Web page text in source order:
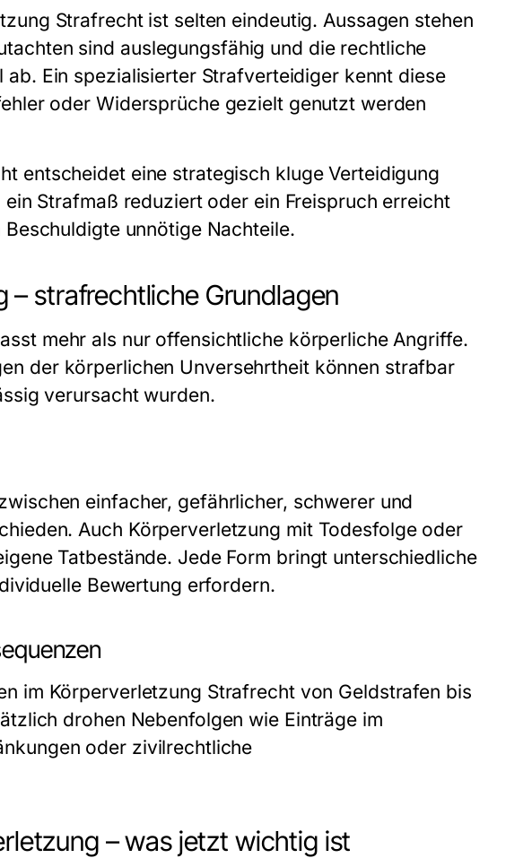
Strafrecht ist selten eindeutig. Aussagen stehen
sind auslegungsfähig und die rechtliche
Ein spezialisierter Strafverteidiger kennt diese
oder Widersprüche gezielt genutzt werden
entscheidet eine strategisch kluge Verteidigung
Strafmaß reduziert oder ein Freispruch erreicht
unnötige Nachteile.
– strafrechtliche Grundlagen
mehr als nur offensichtliche körperliche Angriffe.
der körperlichen Unversehrtheit können strafbar
verursacht wurden.
einfacher, gefährlicher, schwerer und
Auch Körperverletzung mit Todesfolge oder
Tatbestände. Jede Form bringt unterschiedliche
Bewertung erfordern.
im Körperverletzung Strafrecht von Geldstrafen bis
drohen Nebenfolgen wie Einträge im
oder zivilrechtliche
– was jetzt wichtig ist